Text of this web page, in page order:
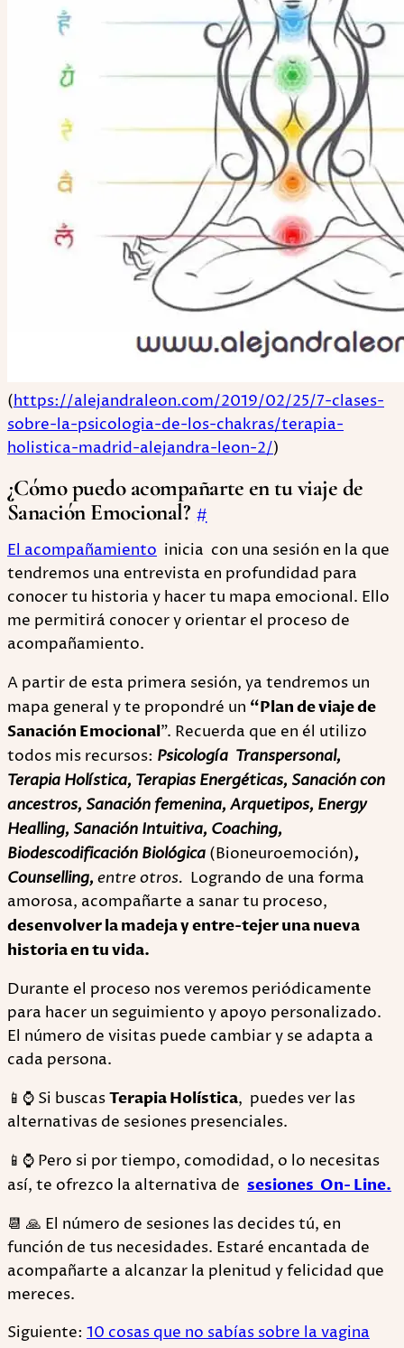
(https://alejandraleon.com/2019/02/25/7-clases-
sobre-la-psicologia-de-los-chakras/terapia-
holistica-madrid-alejandra-leon-2/)
¿Cómo puedo acompañarte en tu viaje de
Sanación Emocional? #
El acompañamiento inicia con una sesión en la que
tendremos una entrevista en profundidad para
conocer tu historia y hacer tu mapa emocional. Ello
me permitirá conocer y orientar el proceso de
acompañamiento.
A partir de esta primera sesión, ya tendremos un
mapa general y te propondré un “Plan de viaje de
Sanación Emocional”. Recuerda que en él utilizo
todos mis recursos: Psicología Transpersonal,
Terapia Holística, Terapias Energéticas, Sanación con
ancestros, Sanación femenina, Arquetipos, Energy
Healling, Sanación Intuitiva, Coaching,
Biodescodificación Biológica (Bioneuroemoción),
Counselling, entre otros. Logrando de una forma
amorosa, acompañarte a sanar tu proceso,
desenvolver la madeja y entre-tejer una nueva
historia en tu vida.
Durante el proceso nos veremos periódicamente
para hacer un seguimiento y apoyo personalizado.
El número de visitas puede cambiar y se adapta a
cada persona.
📱⌚ Si buscasTerapia Holística, puedes ver las
alternativas de sesiones presenciales.
📱⌚ Pero si por tiempo, comodidad, o lo necesitas
así, te ofrezco la alternativa de sesiones On- Line.
📆 🙏 El número de sesiones las decides tú, en
función de tus necesidades. Estaré encantada de
acompañarte a alcanzar la plenitud y felicidad que
mereces.
Siguiente: 10 cosas que no sabías sobre la vagina